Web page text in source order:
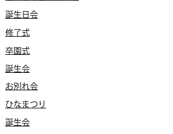
誕生日会
修了式
卒園式
誕生会
お別れ会
ひなまつり
誕生会